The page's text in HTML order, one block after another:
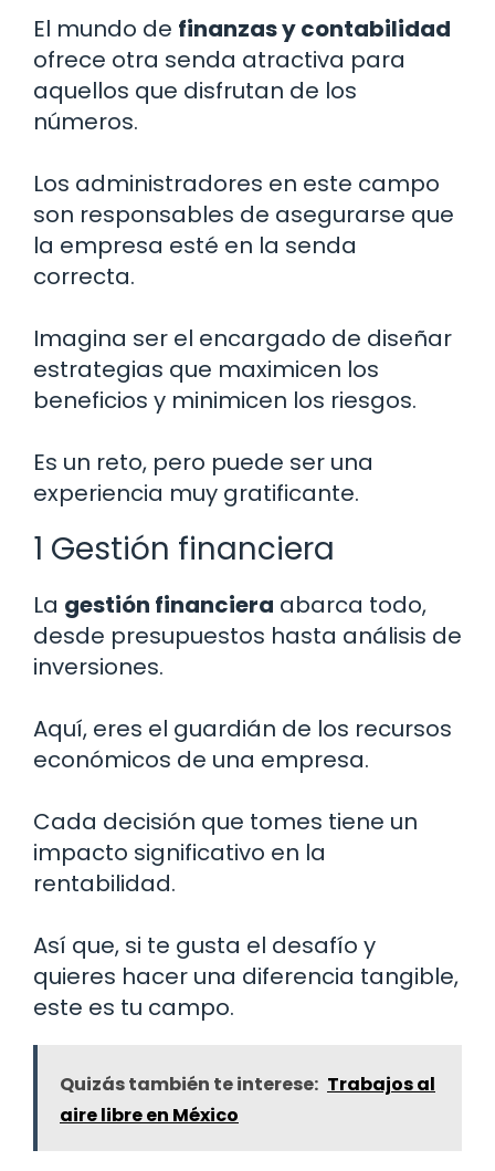
El mundo de finanzas y contabilidad
ofrece otra senda atractiva para
aquellos que disfrutan de los
números.
Los administradores en este campo
son responsables de asegurarse que
la empresa esté en la senda
correcta.
Imagina ser el encargado de diseñar
estrategias que maximicen los
beneficios y minimicen los riesgos.
Es un reto, pero puede ser una
experiencia muy gratificante.
1 Gestión financiera
La gestión financiera abarca todo,
desde presupuestos hasta análisis de
inversiones.
Aquí, eres el guardián de los recursos
económicos de una empresa.
Cada decisión que tomes tiene un
impacto significativo en la
rentabilidad.
Así que, si te gusta el desafío y
quieres hacer una diferencia tangible,
este es tu campo.
Quizás también te interese: Trabajos al
aire libre en México